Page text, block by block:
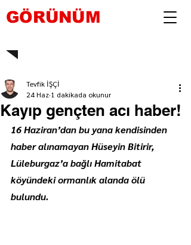
GÖRÜNÜM
Kayıp gençten acı haber!
Tevfik İŞÇİ
24 Haz 1 dakikada okunur
16 Haziran’dan bu yana kendisinden
haber alınamayan Hüseyin Bitirir,
Lüleburgaz’a bağlı Hamitabat
köyündeki ormanlık alanda ölü
bulundu.